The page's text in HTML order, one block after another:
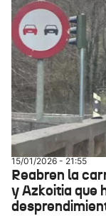
15/01/2026 - 21:55
Reabren la
y Azkoitia que